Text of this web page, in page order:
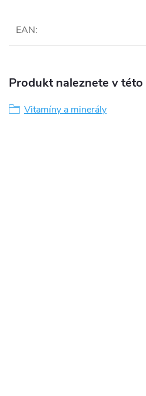
EAN:
Produkt naleznete v
Vitamíny a minerály